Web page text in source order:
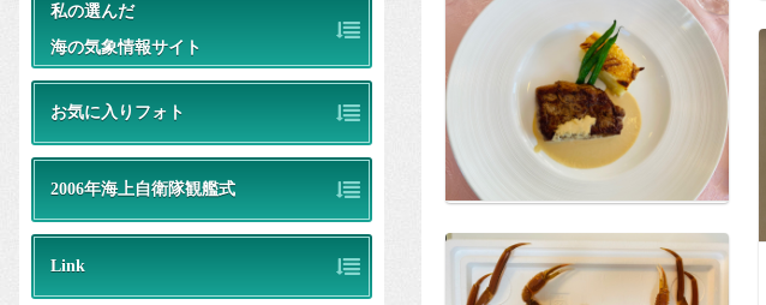
私の選んだ
海の気象情報サイト
お気に入りフォト
2006年海上自衛隊観艦式
Link